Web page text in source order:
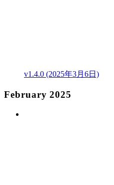
v1.4.0 (2025年3月6日)
February 2025